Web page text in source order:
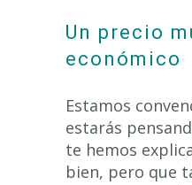
Un precio
económico
Estamos
estarás
te hemos
bien, pero que